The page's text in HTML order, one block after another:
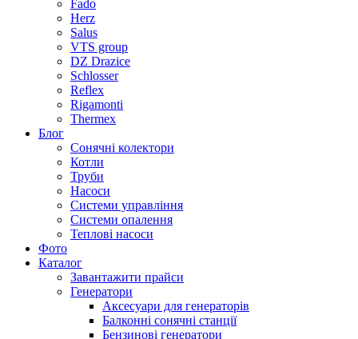
Fado
Herz
Salus
VTS group
DZ Drazice
Schlosser
Reflex
Rigamonti
Thermex
Блог
Сонячні колектори
Котли
Труби
Насоси
Системи управління
Системи опалення
Теплові насоси
Фото
Каталог
Завантажити прайси
Генератори
Аксесуари для генераторів
Балконні сонячні станції
Бензинові генератори